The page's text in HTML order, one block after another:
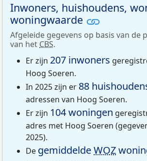
Inwoners, huishoudens,
woningwaarde
Afgeleide gegevens op basis van de
van het CBS.
Er zijn 207 inwoners
Hoog Soeren.
In 2025 zijn er 88
adressen van Hoog Soeren.
Er zijn 104 woningen
adres met Hoog Soeren
2025).
De gemiddeldeWOZ